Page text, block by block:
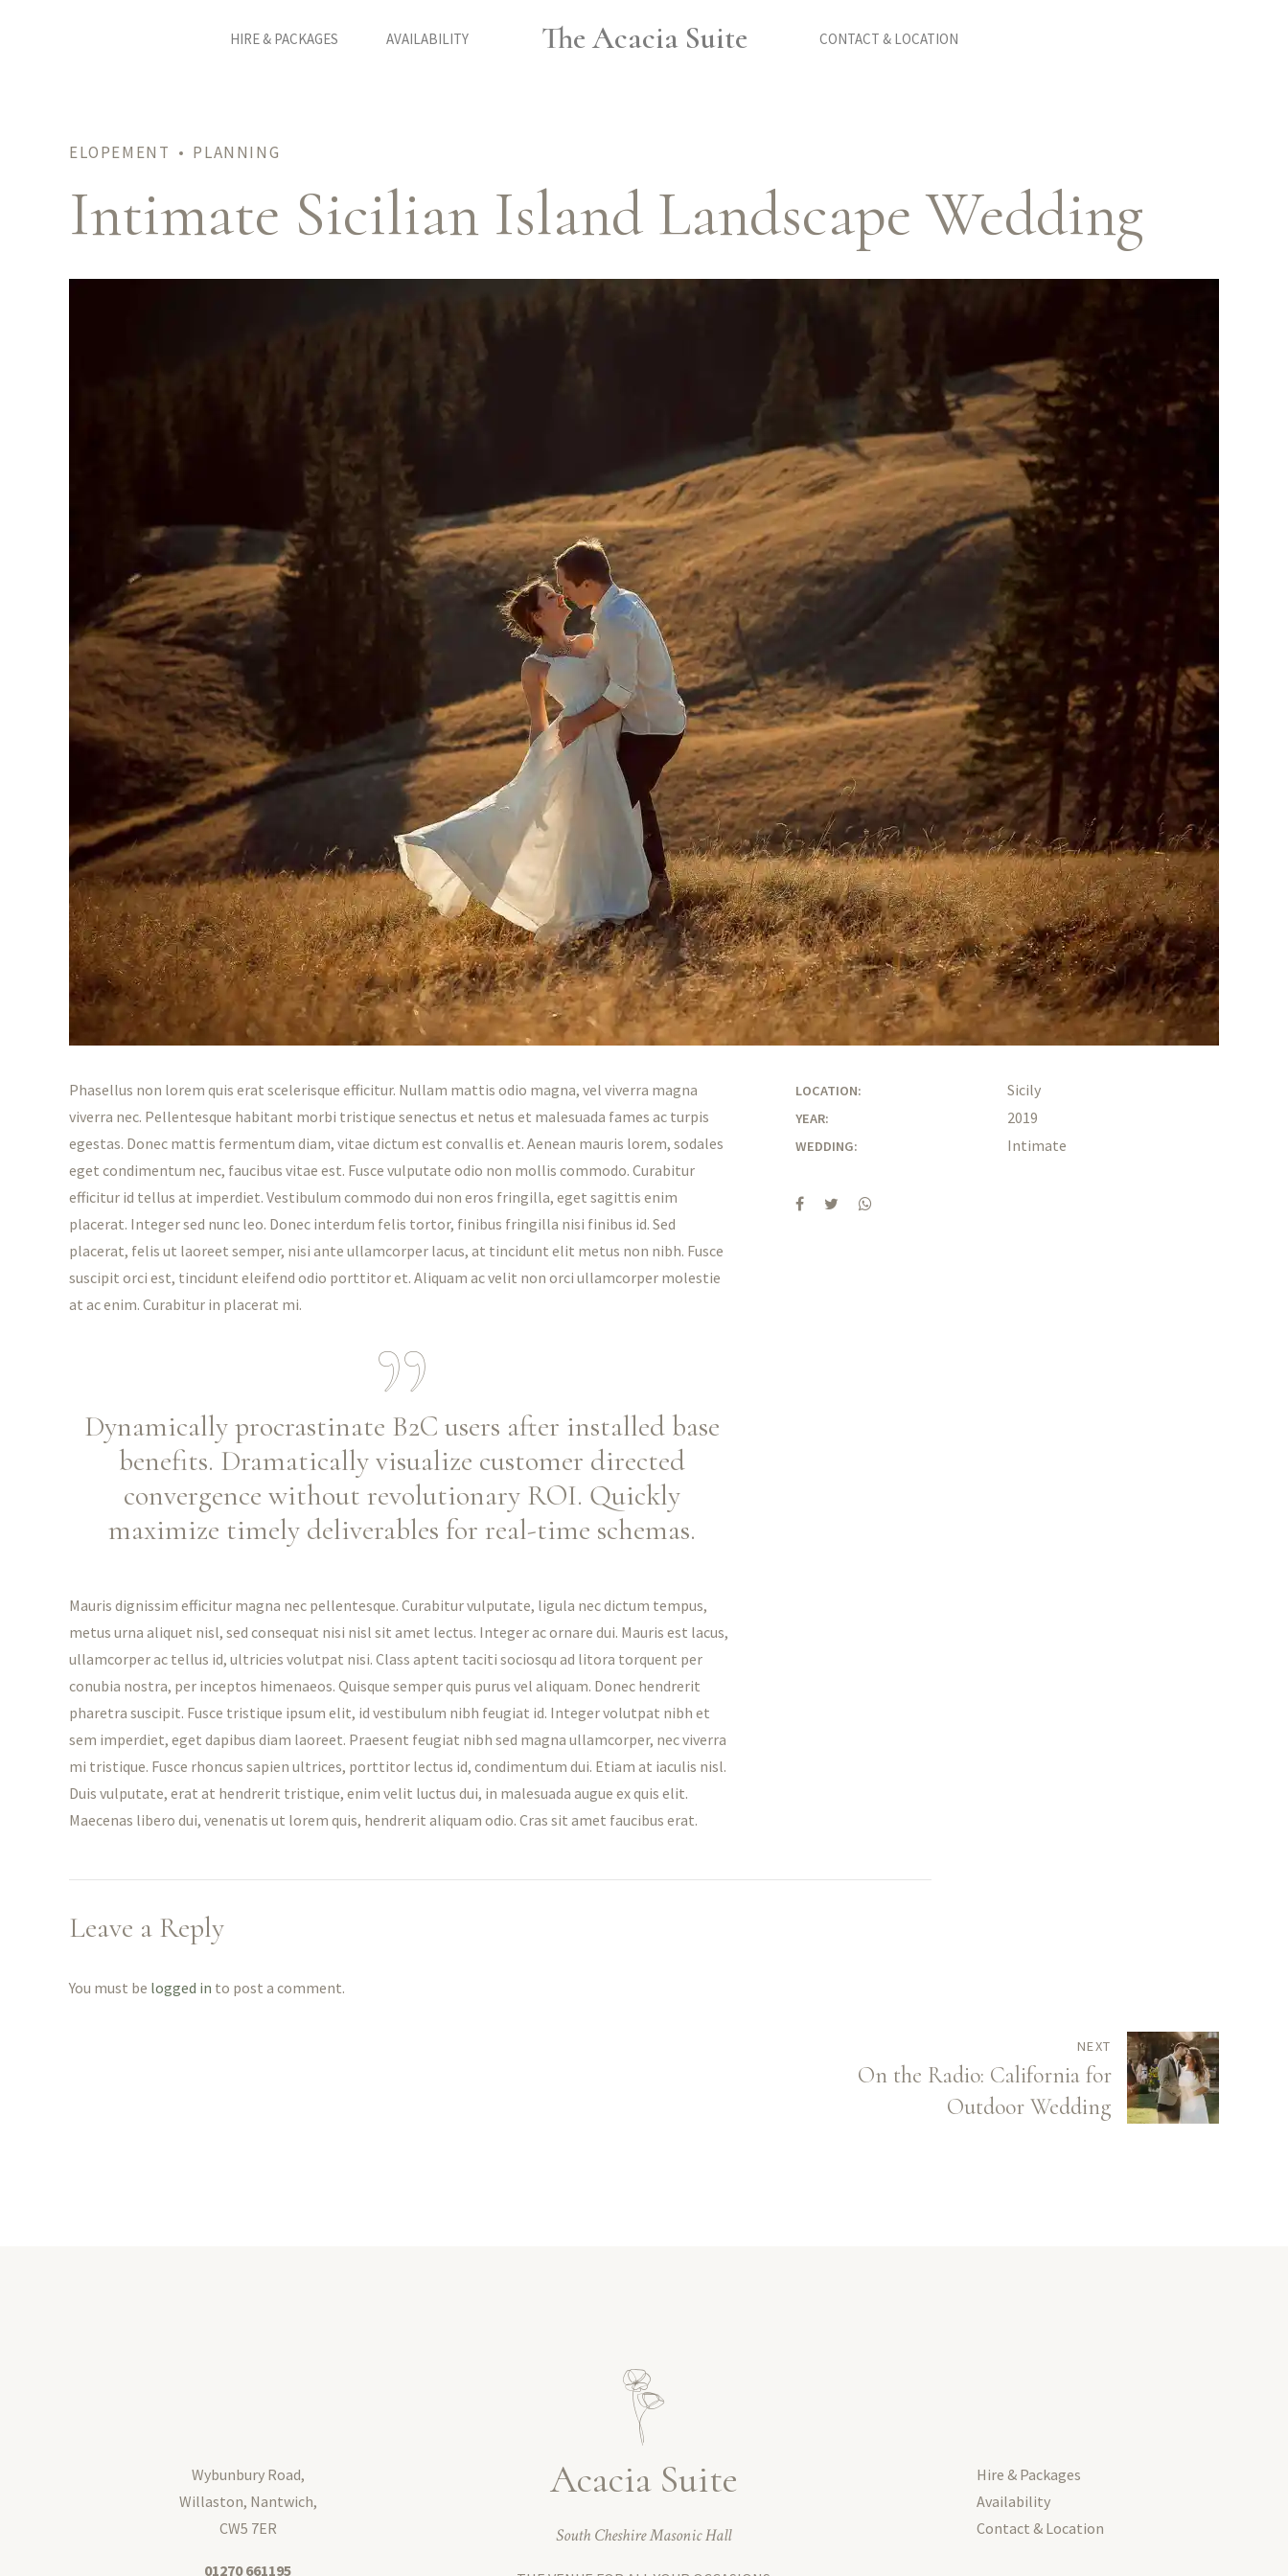
The Acacia Suite
HIRE & PACKAGES AVAILABILITY CONTACT & LOCATION
ELOPEMENT PLANNING
Intimate Sicilian Island Landscape Wedding
Phasellus non lorem quis erat scelerisque efficitur. Nullam mattis odio magna, vel viverra magna
viverra nec. Pellentesque habitant morbi tristique senectus et netus et malesuada fames ac turpis
egestas. Donec mattis fermentum diam, vitae dictum est convallis et. Aenean mauris lorem, sodales
eget condimentum nec, faucibus vitae est. Fusce vulputate odio non mollis commodo. Curabitur
efficitur id tellus at imperdiet. Vestibulum commodo dui non eros fringilla, eget sagittis enim
placerat. Integer sed nunc leo. Donec interdum felis tortor, finibus fringilla nisi finibus id. Sed
placerat, felis ut laoreet semper, nisi ante ullamcorper lacus, at tincidunt elit metus non nibh. Fusce
suscipit orci est, tincidunt eleifend odio porttitor et. Aliquam ac velit non orci ullamcorper molestie
at ac enim. Curabitur in placerat mi.
Dynamically procrastinate B2C users after installed base
benefits. Dramatically visualize customer directed
convergence without revolutionary ROI. Quickly
maximize timely deliverables for real-time schemas.
Mauris dignissim efficitur magna nec pellentesque. Curabitur vulputate, ligula nec dictum tempus,
metus urna aliquet nisl, sed consequat nisi nisl sit amet lectus. Integer ac ornare dui. Mauris est lacus,
ullamcorper ac tellus id, ultricies volutpat nisi. Class aptent taciti sociosqu ad litora torquent per
conubia nostra, per inceptos himenaeos. Quisque semper quis purus vel aliquam. Donec hendrerit
pharetra suscipit. Fusce tristique ipsum elit, id vestibulum nibh feugiat id. Integer volutpat nibh et
sem imperdiet, eget dapibus diam laoreet. Praesent feugiat nibh sed magna ullamcorper, nec viverra
mi tristique. Fusce rhoncus sapien ultrices, porttitor lectus id, condimentum dui. Etiam at iaculis nisl.
Duis vulputate, erat at hendrerit tristique, enim velit luctus dui, in malesuada augue ex quis elit.
Maecenas libero dui, venenatis ut lorem quis, hendrerit aliquam odio. Cras sit amet faucibus erat.
LOCATION: Sicily
YEAR: 2019
WEDDING: Intimate
Leave a Reply
You must be logged in to post a comment.
NEXT
On the Radio: California for
Outdoor Wedding
Wybunbury Road,
Willaston, Nantwich,
CW5 7ER
01270 661195
Acacia Suite
South Cheshire Masonic Hall
Hire & Packages
Availability
Contact & Location